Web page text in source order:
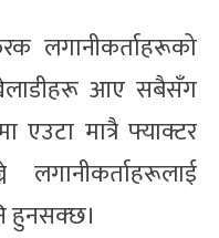
लगानीकर्ताहरूको
आए सबैसँग
मात्रै फ्याक्टर
हुनसक्छ।